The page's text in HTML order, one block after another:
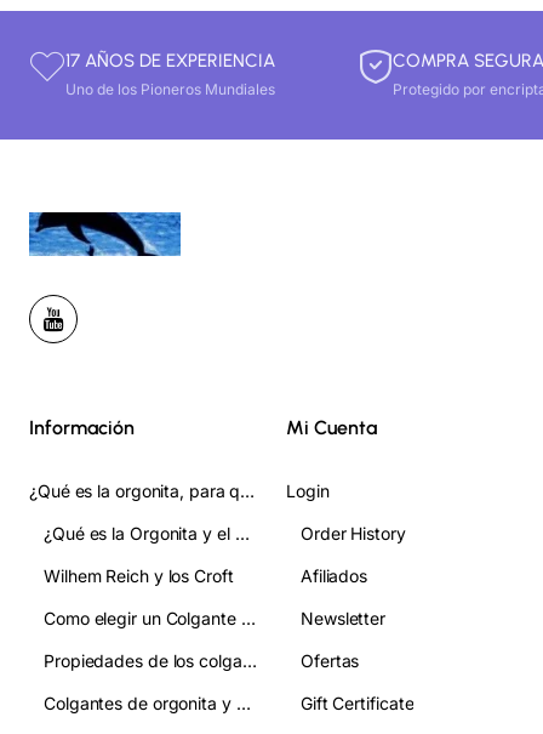
17 AÑOS DE EXPERIENCIA
Uno de los Pioneros Mundiales
COMPRA SEGURA
Protegido por
Información
¿Qué es la orgonita, para qué sirve y cómo se usa? Guia Completa
¿Qué es la Orgonita y el Orgon?
Wilhem Reich y los Croft
Como elegir un Colgante de Orgonita:guia clara para acertar en tu eleccion
Propiedades de los colgantes de orgonita
Colgantes de orgonita y chakras: qué relación tienen
Mi Cuenta
Login
Order History
Afiliados
Newsletter
Ofertas
Gift Certificate